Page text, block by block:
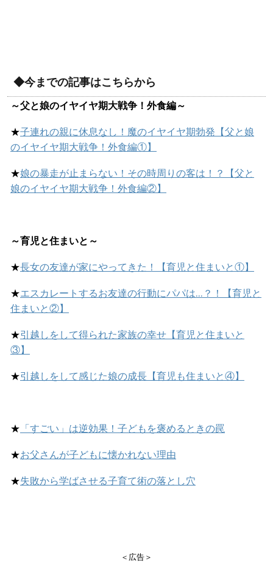
◆今までの記事はこちらから
～父と娘のイヤイヤ期大戦争！外食編～
★子連れの親に休息なし！魔のイヤイヤ期勃発【父と娘
のイヤイヤ期大戦争！外食編①】
★娘の暴走が止まらない！その時周りの客は！？【父と
娘のイヤイヤ期大戦争！外食編②】
～育児と住まいと～
★長女の友達が家にやってきた！【育児と住まいと①】
★エスカレートするお友達の行動にパパは…？！【育児と
住まいと②】
★引越しをして得られた家族の幸せ【育児と住まいと
③】
★引越しをして感じた娘の成長【育児も住まいと④】
★ 「すごい」は逆効果！子どもを褒めるときの罠
★お父さんが子どもに懐かれない理由
★失敗から学ばさせる子育て術の落とし穴
＜広告＞